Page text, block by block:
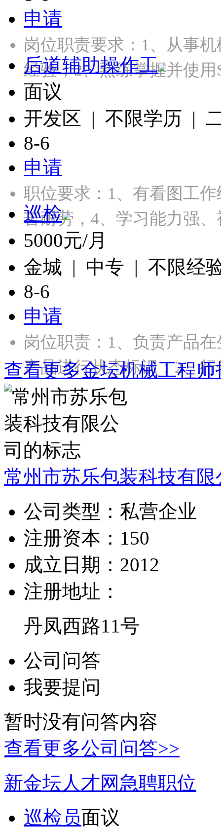
申请
岗位职责要求：1、从事
经验；2、熟练掌握并使
后道辅助操作工
面议
开发区 | 不限学历 |
8-6
申请
职位要求：1、有看图工
苦耐劳，4、学习能力强
巡检
5000元/月
金城 | 中专 | 不限经
8-6
申请
岗位职责：1、负责产品
产品进行状态标识；2、
查看更多金坛机械工程
常州市苏乐包装科技有限
公司类型： 私营企业
注册资本： 150
成立日期： 2012
注册地址：
丹凤西路11号
公司问答
我要提问
暂时没有问答内容
查看更多公司问答>>
新金坛人才网急聘职位
巡检员面议